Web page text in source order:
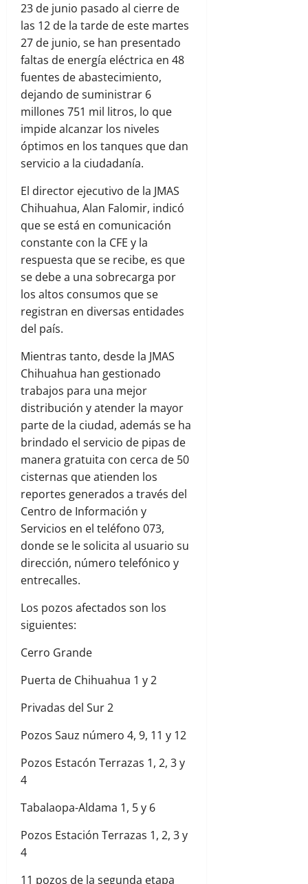
23 de junio pasado al cierre de
las 12 de la tarde de este martes
27 de junio, se han presentado
faltas de energía eléctrica en 48
fuentes de abastecimiento,
dejando de suministrar 6
millones 751 mil litros, lo que
impide alcanzar los niveles
óptimos en los tanques que dan
servicio a la ciudadanía.
El director ejecutivo de la JMAS
Chihuahua, Alan Falomir, indicó
que se está en comunicación
constante con la CFE y la
respuesta que se recibe, es que
se debe a una sobrecarga por
los altos consumos que se
registran en diversas entidades
del país.
Mientras tanto, desde la JMAS
Chihuahua han gestionado
trabajos para una mejor
distribución y atender la mayor
parte de la ciudad, además se ha
brindado el servicio de pipas de
manera gratuita con cerca de 50
cisternas que atienden los
reportes generados a través del
Centro de Información y
Servicios en el teléfono 073,
donde se le solicita al usuario su
dirección, número telefónico y
entrecalles.
Los pozos afectados son los
siguientes:
Cerro Grande
Puerta de Chihuahua 1 y 2
Privadas del Sur 2
Pozos Sauz número 4, 9, 11 y 12
Pozos Estacón Terrazas 1, 2, 3 y
4
Tabalaopa-Aldama 1, 5 y 6
Pozos Estación Terrazas 1, 2, 3 y
4
11 pozos de la segunda etapa